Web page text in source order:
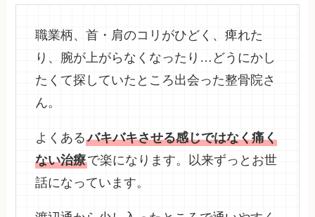
職業柄、首・肩のコリがひどく、痺れた
り、腕が上がらなくなったり…どうにかし
たくて探していたところ出会った整骨院さ
ん。
よくあるバキバキさせる感じではなく痛く
ない治療で楽になります。以来ずっとお世
話になっています。